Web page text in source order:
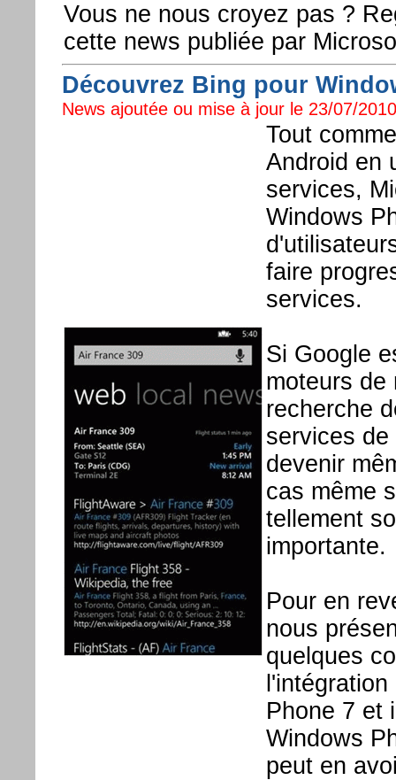
Vous ne nous croyez pas ?
cette news publiée par
Découvrez Bing pour
News ajoutée ou mise à jour le 23/07/
Tout
Android en
services,
Windows
faire
services.
Si Google
moteurs
recherche
services
devenir
cas même
tellement
importante.
Pour en
nous
quelques
Phone 7 et
Windows
peut en